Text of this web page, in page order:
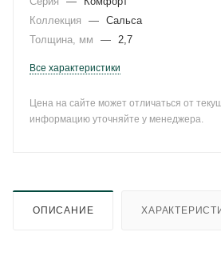
Коллекция
— Сальса
Толщина, мм
— 2,7
Все характеристики
Цена на сайте может отличаться от
информацию уточняйте у менеджера.
ОПИСАНИЕ